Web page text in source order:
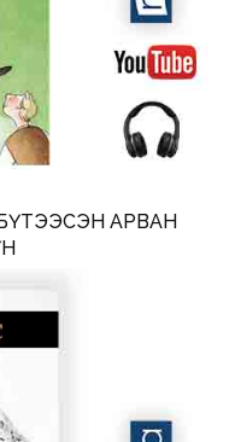
АРВАН